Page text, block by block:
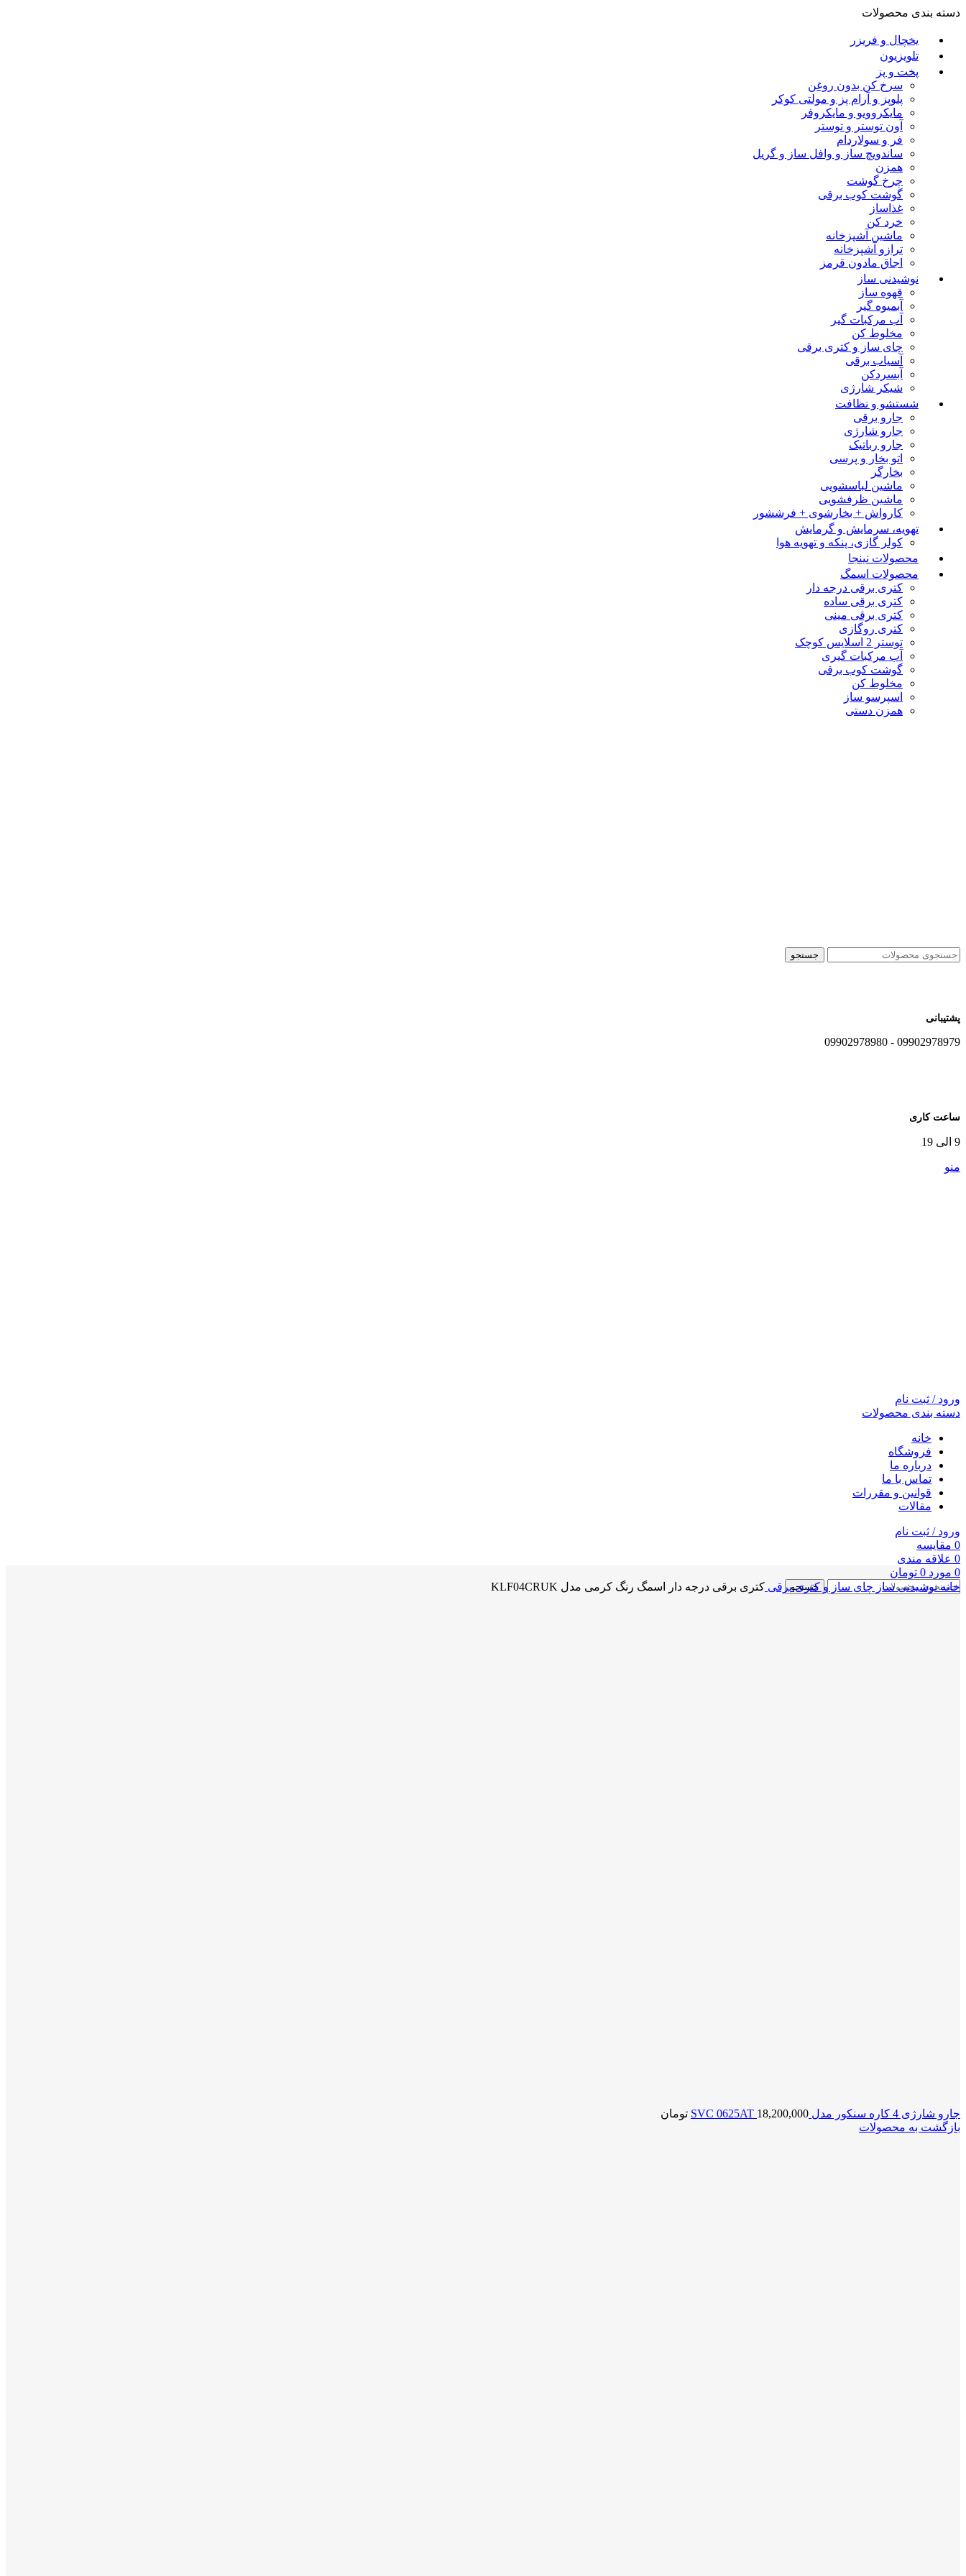
دسته بندی محصولات
یخچال و فریزر
تلویزیون
پخت و پز
سرخ کن بدون روغن
پلوپز و آرام پز و مولتی کوکر
مایکروویو و مایکروفر
آون توستر و توستر
فر و سولاردام
ساندویچ ساز و وافل ساز و گریل
همزن
چرخ گوشت
گوشت کوب برقی
غذاساز
خرد کن
ماشین آشپزخانه
ترازو آشپزخانه
اجاق مادون قرمز
نوشیدنی ساز
قهوه ساز
آبمیوه گیر
آب مرکبات گیر
مخلوط کن
چای ساز و کتری برقی
آسیاب برقی
آبسردکن
شیکر شارژی
شستشو و نظافت
جارو برقی
جارو شارژی
جارو رباتیک
اتو بخار و پرسی
بخارگر
ماشین لباسشویی
ماشین ظرفشویی
کارواش + بخارشوی + فرششور
تهویه، سرمایش و گرمایش
کولر گازی، پنکه و تهویه هوا
محصولات نینجا
محصولات اسمگ
کتری برقی درجه دار
کتری برقی ساده
کتری برقی مینی
کتری روگازی
توستر 2 اسلایس کوچک
آب مرکبات گیری
گوشت کوب برقی
مخلوط کن
اسپرسو ساز
همزن دستی
جستجو
پشتیبانی
09902978979 - 09902978980
ساعت کاری
9 الی 19
منو
ورود / ثبت نام
دسته بندی محصولات
خانه
فروشگاه
درباره ما
تماس با ما
قوانین و مقررات
مقالات
ورود / ثبت نام
0 مقايسه
0 علاقه مندی
0 مورد 0 تومان
جستجو خانهنوشیدنی ساز چای ساز و کتری برقی کتری برقی درجه‌ دار اسمگ رنگ کرمی مدل KLF04CRUK
جارو شارژی 4 کاره سنکور مدل SVC 0625AT 18,200,000
تومان
بازگشت به محصولات